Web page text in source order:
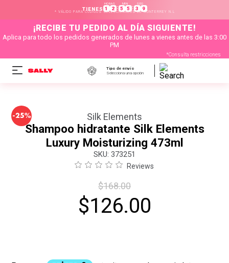
TIENES
HORAS
1 2 :
MIN
5 5 :
SEG
3 9
* VÁLIDO PARA CÓDIGOS SELECCIONADOS DE MONTERREY N.L
¡RECIBE TU PEDIDO AL DÍA SIGUIENTE!
Aplica para todo los pedidos generados de lunes a vienes antes de las 3:00
PM
*Consulta restricciones
Tipo de envío
Selecciona una opción
-25% Silk Elements
Shampoo hidratante Silk Elements
Luxury Moisturizing 473ml
: 373251
Reviews
$168.00
$126.00